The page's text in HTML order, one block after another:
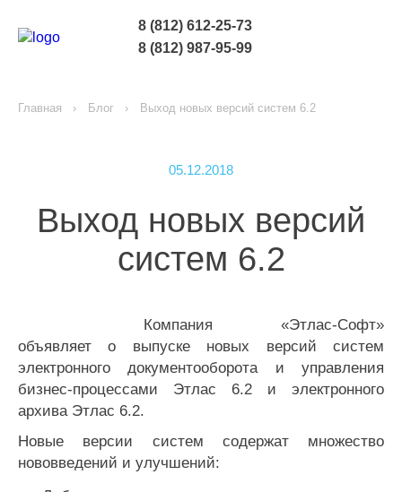
8 (812) 612-25-73
8 (812) 987-95-99
Главная Блог Выход новых версий систем 6.2
05.12.2018
Выход новых версий
систем 6.2
Компания «Этлас-Софт»
объявляет о выпуске новых версий систем
электронного документооборота и управления
бизнес-процессами Этлас 6.2 и электронного
архива Этлас 6.2.
Новые версии систем содержат множество
нововведений и улучшений: